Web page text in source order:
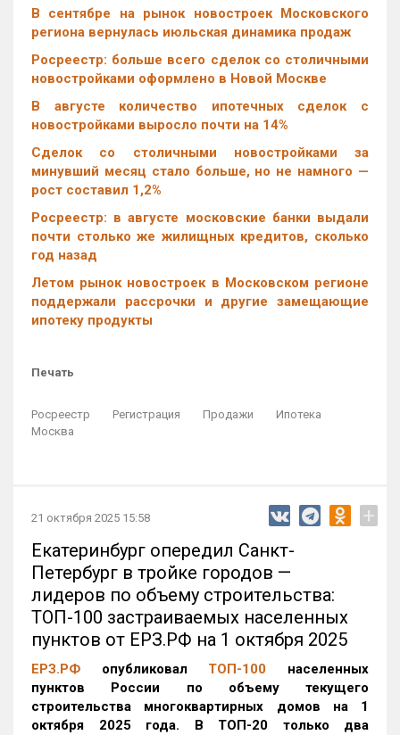
В сентябре на рынок новостроек Московского
региона вернулась июльская динамика продаж
Росреестр: больше всего сделок со столичными
новостройками оформлено в Новой Москве
В августе количество ипотечных сделок с
новостройками выросло почти на 14%
Cделок со столичными новостройками за
минувший месяц стало больше, но не намного —
рост составил 1,2%
Росреестр: в августе московские банки выдали
почти столько же жилищных кредитов, сколько
год назад
Летом рынок новостроек в Московском регионе
поддержали рассрочки и другие замещающие
ипотеку продукты
Печать
Росреестр Регистрация Продажи
Ипотека
Москва
21 октября 2025 15:58 +
Екатеринбург опередил Санкт-
Петербург в тройке городов —
лидеров по объему строительства:
ТОП-100 застраиваемых населенных
пунктов от ЕРЗ.РФ на 1 октября 2025
ЕРЗ.РФ опубликовал ТОП-100 населенных
пунктов России по объему текущего
строительства многоквартирных домов на 1
октября 2025 года. В ТОП-20 только два